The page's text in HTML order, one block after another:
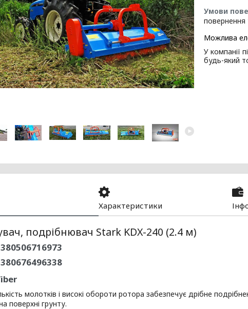
повернення
У компанії
будь-який
Характеристики
подрібнювач Stark KDX-240 (2.4 м)
молотків і високі обороти ротора забезпечує дрібне
поверхні грунту.